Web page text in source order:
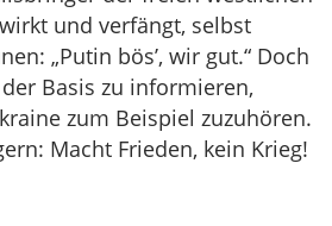
und verfängt, selbst
„Putin bös’, wir gut.“ Doch
Basis zu informieren,
zum Beispiel zuzuhören.
Macht Frieden, kein Krieg!